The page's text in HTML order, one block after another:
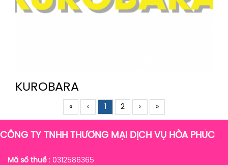
KUROBARA
« ‹ 1 2 › »
CÔNG TY TNHH THƯƠNG MẠI DỊCH VỤ HÒA PHÚC
Mã số thuế : 0312586365